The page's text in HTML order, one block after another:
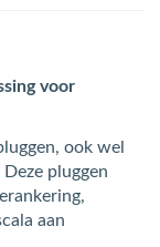
voor
ook wel
pluggen
aan